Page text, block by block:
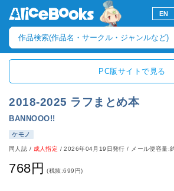
EN
PC版サイトで見る
2018-2025 ラフまとめ本
BANNOOO!!
ケモノ
同人誌 / 成人指定 /2026年04月19日発行 / メール便容量:
768円 (税抜:699円)